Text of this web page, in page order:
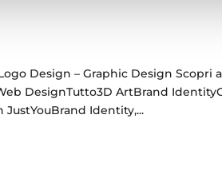
Design – Graphic Design
DesignTutto3D ArtBrand
Identity,...